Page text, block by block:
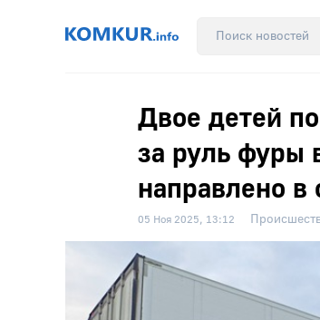
Двое детей
за руль фуры
направлено в
05 Ноя 2025, 13:12